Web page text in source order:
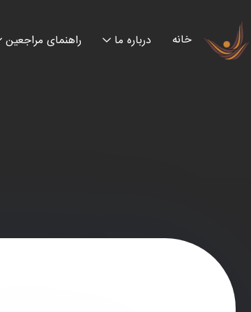
خانه درباره ما راهنمای مراجعین